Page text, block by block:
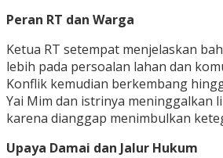
Peran RT dan Warga
Ketua RT setempat menjelaskan
lebih pada persoalan lahan dan
Konflik kemudian berkembang
Yai Mim dan istrinya meninggalkan
karena dianggap menimbulkan
Upaya Damai dan Jalur Hukum